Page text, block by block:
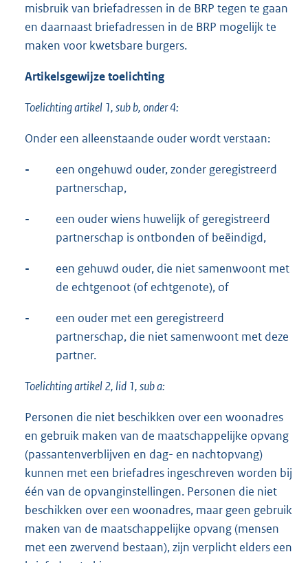
misbruik van briefadressen in de BRP tegen te gaan
en daarnaast briefadressen in de BRP mogelijk te
maken voor kwetsbare burgers.
Artikelsgewijze toelichting
Toelichting artikel 1, sub b, onder 4:
Onder een alleenstaande ouder wordt verstaan:
-
een ongehuwd ouder, zonder geregistreerd
partnerschap,
-
een ouder wiens huwelijk of geregistreerd
partnerschap is ontbonden of beëindigd,
-
een gehuwd ouder, die niet samenwoont met
de echtgenoot (of echtgenote), of
-
een ouder met een geregistreerd
partnerschap, die niet samenwoont met deze
partner.
Toelichting artikel 2, lid 1, sub a:
Personen die niet beschikken over een woonadres
en gebruik maken van de maatschappelijke opvang
(passantenverblijven en dag- en nachtopvang)
kunnen met een briefadres ingeschreven worden bij
één van de opvanginstellingen. Personen die niet
beschikken over een woonadres, maar geen gebruik
maken van de maatschappelijke opvang (mensen
met een zwervend bestaan), zijn verplicht elders een